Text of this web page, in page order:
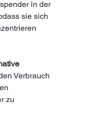
in der
sie sich
zu